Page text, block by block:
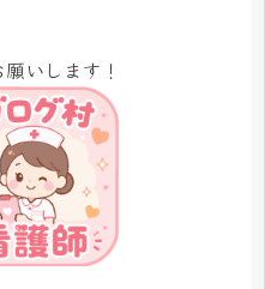
いします！